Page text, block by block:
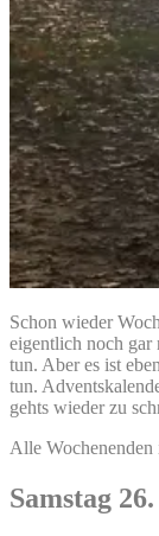
Schon wieder
eigentlich noch gar
tun. Aber es ist
tun.
gehts wieder zu
Alle
Samstag